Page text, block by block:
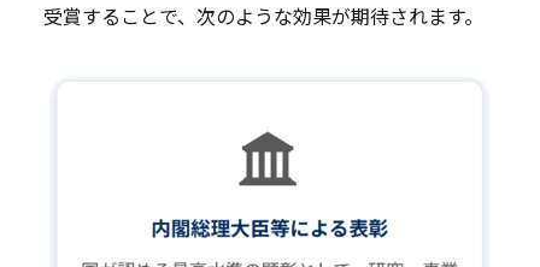
受賞することで、次のような効果が期待されます。